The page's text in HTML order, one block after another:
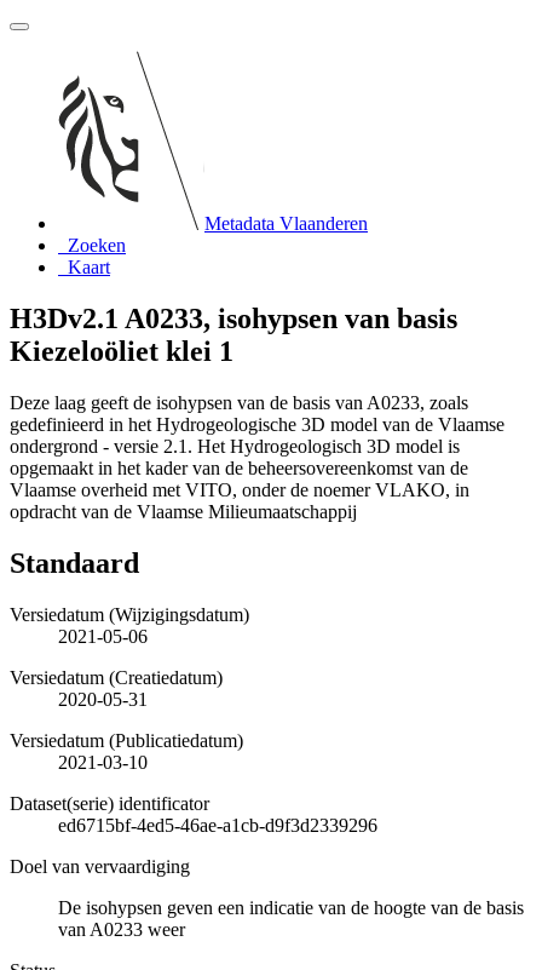
Metadata Vlaanderen
Zoeken
Kaart
H3Dv2.1 A0233, isohypsen van basis
Kiezeloöliet klei 1
Deze laag geeft de isohypsen van de basis van A0233, zoals
gedefinieerd in het Hydrogeologische 3D model van de Vlaamse
ondergrond - versie 2.1. Het Hydrogeologisch 3D model is
opgemaakt in het kader van de beheersovereenkomst van de
Vlaamse overheid met VITO, onder de noemer VLAKO, in
opdracht van de Vlaamse Milieumaatschappij
Standaard
Versiedatum (Wijzigingsdatum)
2021-05-06
Versiedatum (Creatiedatum)
2020-05-31
Versiedatum (Publicatiedatum)
2021-03-10
Dataset(serie) identificator
ed6715bf-4ed5-46ae-a1cb-d9f3d2339296
Doel van vervaardiging
De isohypsen geven een indicatie van de hoogte van de basis
van A0233 weer